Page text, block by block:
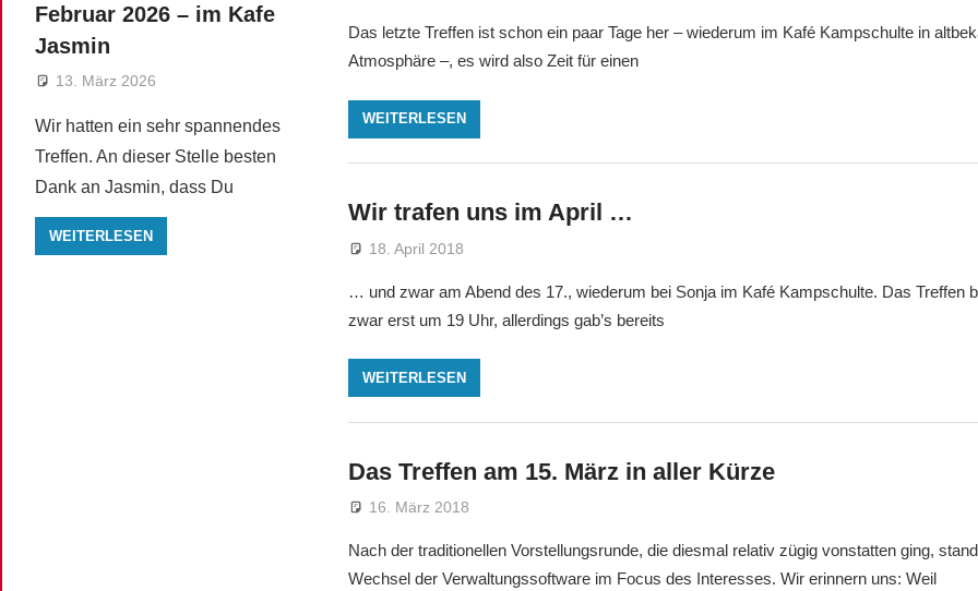
Das letzte Treffen ist schon ein paar Tage her – wiederum im Kafé Kampschulte in
Atmosphäre –, es wird also Zeit für einen
WEITERLESEN
Wir trafen uns im April …
18. April 2018
… und zwar am Abend des 17., wiederum bei Sonja im Kafé Kampschulte. Das Treffen
zwar erst um 19 Uhr, allerdings gab’s bereits
WEITERLESEN
Das Treffen am 15. März in aller Kürze
16. März 2018
Nach der traditionellen Vorstellungsrunde, die diesmal relativ zügig vonstatten ging,
Wechsel der Verwaltungssoftware im Focus des Interesses. Wir erinnern uns: Weil
Februar 2026 – im Kafe
Jasmin
13. März 2026
Wir hatten ein sehr spannendes
Treffen. An dieser Stelle besten
Dank an Jasmin, dass Du
WEITERLESEN